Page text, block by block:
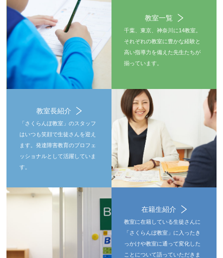
教室一覧
千葉、東京、神奈川に14教室。
それぞれの教室に豊かな経験と
高い指導力を備えた先生たちが
揃っています。
教室長紹介
「さくらんぼ教室」のスタッフ
はいつも笑顔で生徒さんを迎え
ます。発達障害教育のプロフェ
ッショナルとして活躍していま
す。
在籍生紹介
教室に在籍している生徒さんに
「さくらんぼ教室」に入ったき
っかけや教室に通って変化した
ことについて語っていただきま